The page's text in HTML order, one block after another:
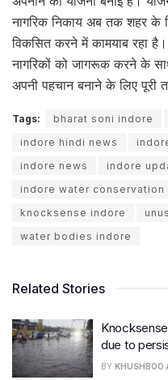
नागरिक निकाय अब तक शहर के
विकसित करने में कामयाब रहा
नागरिकों को जागरूक करने के
अपनी पहचान बनाने के लिए पूरी
Tags: bharat soni indore
indore hindi news
indore news
indore
indore water conservation
knocksense indore
water bodies indore
Related Stories
due to
BY KHUSHBOO